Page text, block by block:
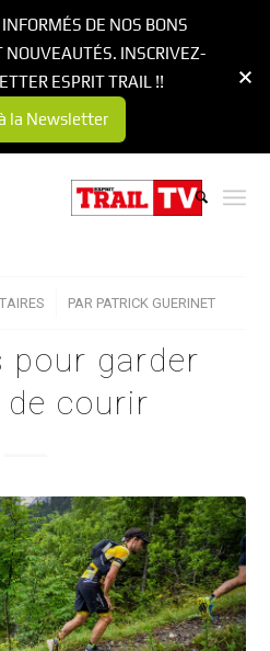
PAR PATRICK GUERINET
pour garder
de courir
DE NOS BONS
NOUVEAUTÉS. INSCRIVEZ-
ESPRIT TRAIL !!
la Newsletter